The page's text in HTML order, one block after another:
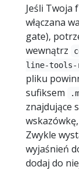
Jeśli Twoja
włączana
gate),
wewnątrz
line-tools-
pliku
sufiksem
znajdujące
Zwykle
wyjaśnień
dodaj do